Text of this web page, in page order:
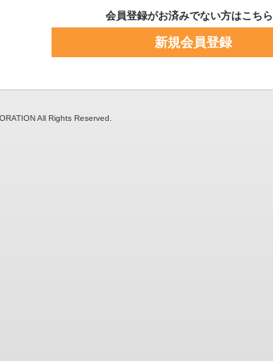
会員登録がお済みでない方はこちら
新規会員登録
All Rights Reserved.